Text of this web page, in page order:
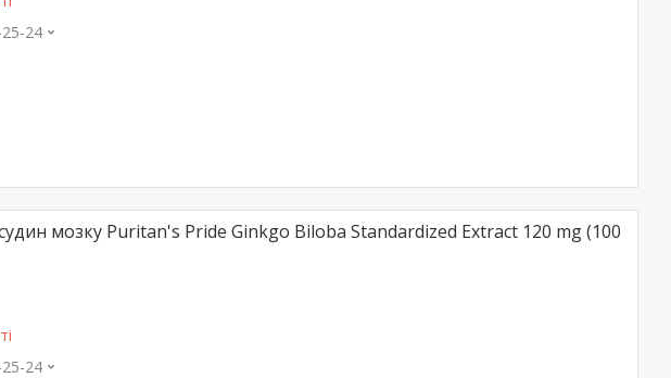
24
мозку Puritan's Pride Ginkgo Biloba Standardized Extract 120 mg (100
24